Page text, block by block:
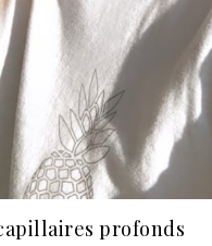
profonds